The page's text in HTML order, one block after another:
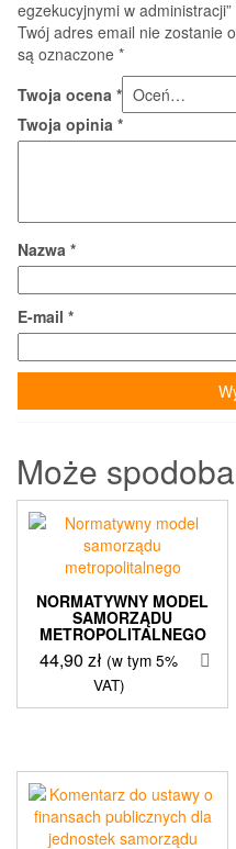
egzekucyjnymi w administracji”
Twój adres email nie zostanie
są oznaczone *
Twoja ocena *
Twoja opinia *
Nazwa *
E-mail *
Może
NORMATYWNY MODEL
SAMORZĄDU
METROPOLITALNEGO
44,90zł (w tym 5%
VAT)